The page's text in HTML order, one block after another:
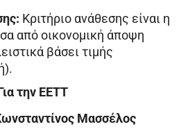
Κριτήριο ανάθεσης είναι η
από οικονομική άποψη
βάσει τιμής
την ΕΕΤΤ
Μασσέλος